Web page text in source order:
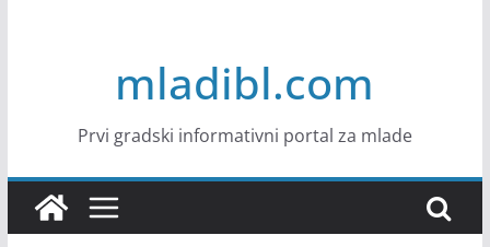
mladibl.com
Prvi gradski informativni portal za mlade